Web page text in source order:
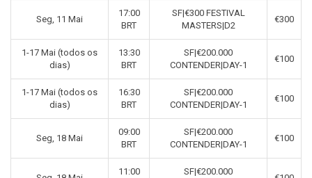
Seg, 11 Mai
17:00
BRT
SF|€300 FESTIVAL
MASTERS|D2
€300
1-17 Mai (todos os
dias)
13:30
BRT
SF|€200.000
CONTENDER|DAY-1
€100
1-17 Mai (todos os
dias)
16:30
BRT
SF|€200.000
CONTENDER|DAY-1
€100
Seg, 18 Mai
09:00
BRT
SF|€200.000
CONTENDER|DAY-1
€100
11:00
SF|€200.000